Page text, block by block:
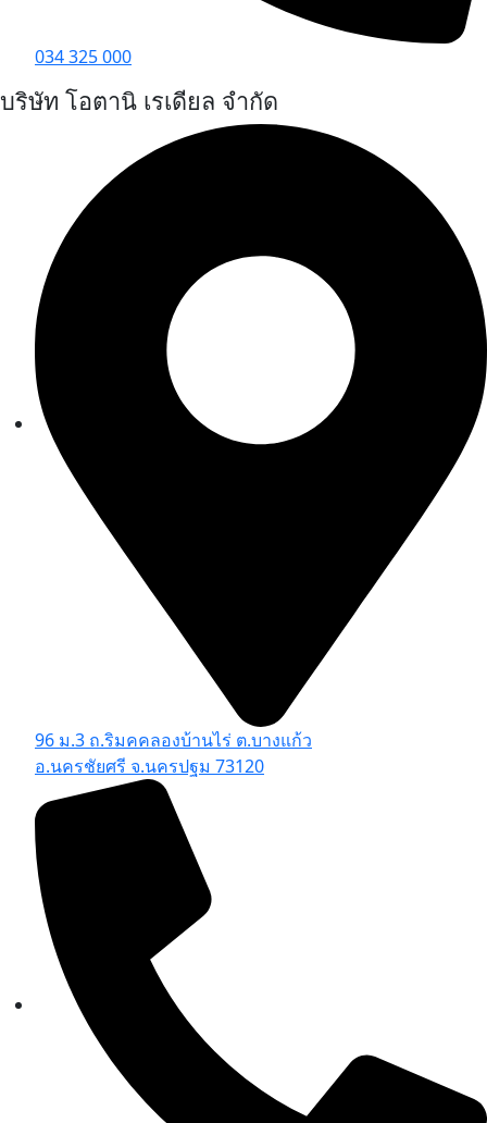
034 325 000
บริษัท โอตานิ เรเดียล จำกัด
96 ม.3 ถ.ริมคคลองบ้านไร่ ต.บางแก้ว
อ.นครชัยศรี จ.นครปฐม 73120